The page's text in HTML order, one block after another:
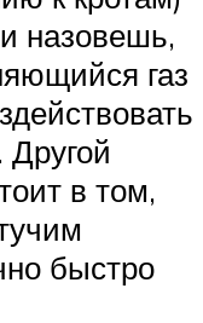
назовешь,
газ
в том,
быстро